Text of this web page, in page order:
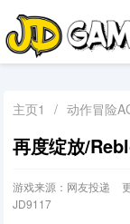
主页1 / 动作冒险
再度绽放/
游戏来源：网友投递
JD9117